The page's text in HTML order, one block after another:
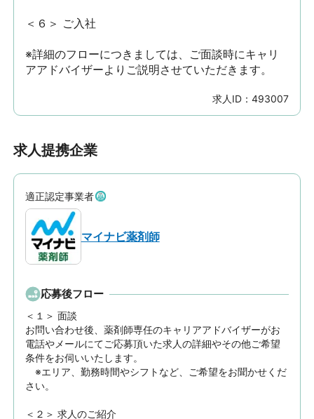
＜６＞ ご入社
※詳細のフローにつきましては、ご面談時にキャリ
アアドバイザーよりご説明させていただきます。
求人ID：493007
求人提携企業
適正認定事業者
マイナビ薬剤師
応募後フロー
＜１＞ 面談
お問い合わせ後、薬剤師専任のキャリアアドバイザーがお
電話やメールにてご応募頂いた求人の詳細やその他ご希望
条件をお伺いいたします。
※エリア、勤務時間やシフトなど、ご希望をお聞かせくだ
さい。
＜２＞ 求人のご紹介